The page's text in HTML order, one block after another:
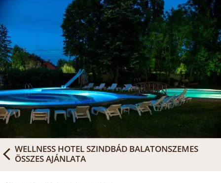
WELLNESS HOTEL SZINDBÁD BALATONSZEMES
ÖSSZES AJÁNLATA